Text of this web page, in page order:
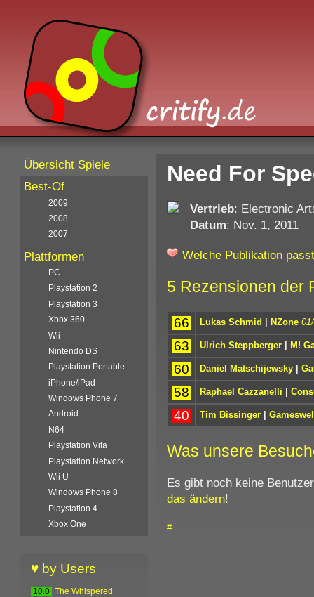
Need For
Vertrieb: Electronic
Datum: Nov. 1, 2011
Welche Publikation
5 Rezensionen der
66 Lukas Schmid | NZone
63 Ulrich Steppberger| M!
60 Daniel Matschijewsky|
58 Raphael Cazzanelli |
40 Tim Bissinger|
Was unsere
Es gibt noch keine
das ändern!
#
Übersicht Spiele
Best-Of
2009
2008
2007
Plattformen
PC
Playstation 2
Playstation 3
Xbox 360
Wii
Nintendo DS
Playstation Portable
iPhone/iPad
Windows Phone 7
Android
N64
Playstation Vita
Playstation Network
Wii U
Windows Phone 8
Playstation 4
Xbox One
♥ by Users
10.0
The Whispered